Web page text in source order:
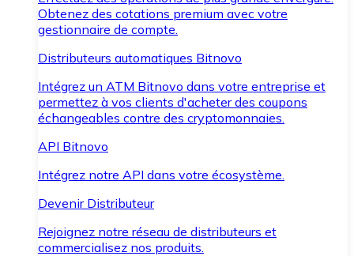
Obtenez des cotations premium avec votre
gestionnaire de compte.
Distributeurs automatiques Bitnovo
Intégrez un ATM Bitnovo dans votre entreprise et
permettez à vos clients d'acheter des coupons
échangeables contre des cryptomonnaies.
API Bitnovo
Intégrez notre API dans votre écosystème.
Devenir Distributeur
Rejoignez notre réseau de distributeurs et
commercialisez nos produits.